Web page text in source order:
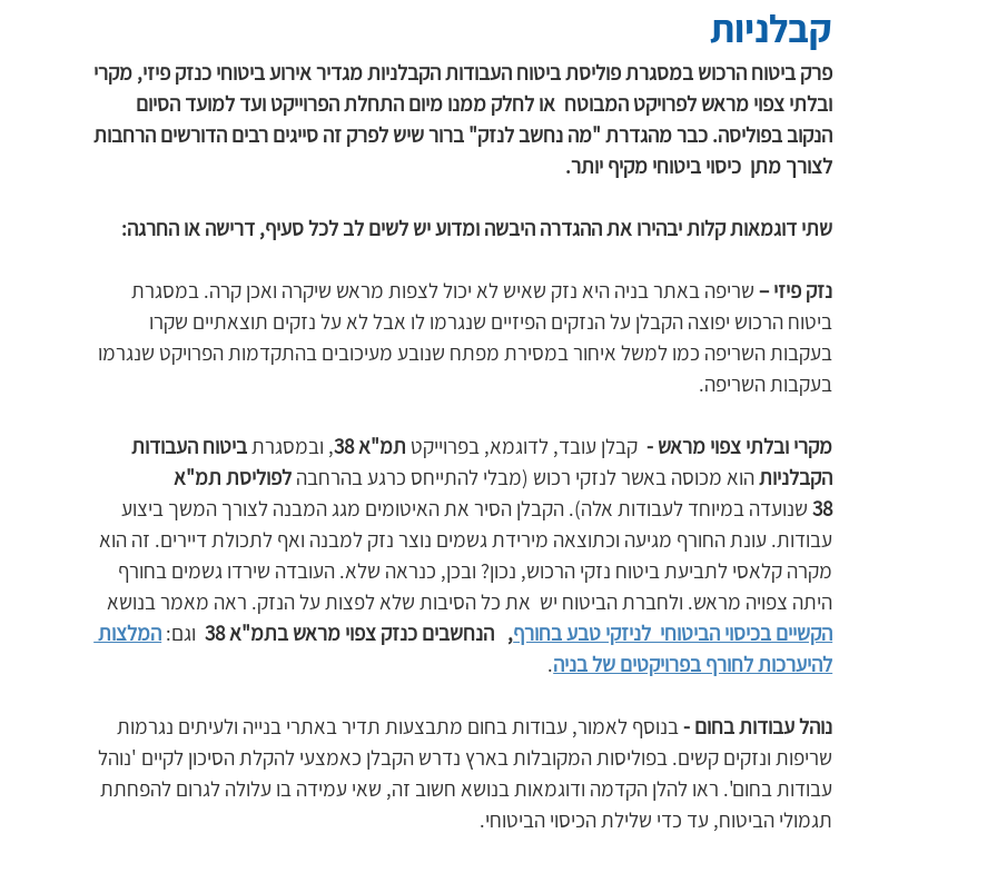
קבלניות
פרק ביטוח הרכוש במסגרת פוליסת ביטוח העבודות הקבלניות מגדיר אירוע ביטוחי כנזק פיזי, מקרי
ובלתי צפוי מראש לפרויקט המבוטח  או לחלק ממנו מיום התחלת הפרוייקט ועד למועד הסיום
הנקוב בפוליסה. כבר מהגדרת "מה נחשב לנזק" ברור שיש לפרק זה סייגים רבים הדורשים הרחבות
לצורך מתן  כיסוי ביטוחי מקיף יותר.
שתי דוגמאות קלות יבהירו את ההגדרה היבשה ומדוע יש לשים לב לכל סעיף, דרישה או החרגה:
נזק פיזי – שריפה באתר בניה היא נזק שאיש לא יכול לצפות מראש שיקרה ואכן קרה. במסגרת
ביטוח הרכוש יפוצה הקבלן על הנזקים הפיזיים שנגרמו לו אבל לא על נזקים תוצאתיים שקרו
בעקבות השריפה כמו למשל איחור במסירת מפתח שנובע מעיכובים בהתקדמות הפרויקט שנגרמו
בעקבות השריפה.
מקרי ובלתי צפוי מראש - קבלן עובד, לדוגמא, בפרוייקט תמ"א 38 , ובמסגרת ביטוח העבודות
הקבלניות הוא מכוסה באשר לנזקי רכוש (מבלי להתייחס כרגע בהרחבה לפוליסת תמ"א
38 שנועדה במיוחד לעבודות אלה). הקבלן הסיר את האיטומים מגג המבנה לצורך המשך ביצוע
עבודות. עונת החורף מגיעה וכתוצאה מירידת גשמים נוצר נזק למבנה ואף לתכולת דיירים. זה הוא
מקרה קלאסי לתביעת ביטוח נזקי הרכוש, נכון? ובכן, כנראה שלא. העובדה שירדו גשמים בחורף
היתה צפויה מראש. ולחברת הביטוח יש  את כל הסיבות שלא לפצות על הנזק. ראה מאמר בנושא
הקשיים בכיסוי הביטוחי  לניזקי טבע בחורף,   הנחשבים כנזק צפוי מראש בתמ"א 38 וגם: המלצות
להיערכות לחורף בפרויקטים של בניה.
נוהל עבודות בחום - בנוסף לאמור, עבודות בחום מתבצעות תדיר באתרי בנייה ולעיתים נגרמות
שריפות ונזקים קשים. בפוליסות המקובלות בארץ נדרש הקבלן כאמצעי להקלת הסיכון לקיים 'נוהל
עבודות בחום'. ראו להלן הקדמה ודוגמאות בנושא חשוב זה, שאי עמידה בו עלולה לגרום להפחתת
תגמולי הביטוח, עד כדי שלילת הכיסוי הביטוחי.